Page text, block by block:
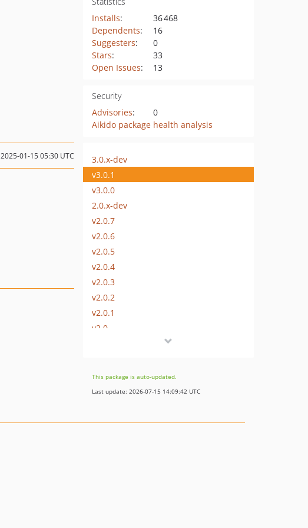
Installs:
36 468
Dependents:
16
Suggesters:
0
Stars:
33
Open Issues: 13
Security
Advisories:
0
Aikido package health analysis
2025-01-15 05:30 UTC
3.0.x-dev
v3.0.1
v3.0.0
2.0.x-dev
v2.0.7
v2.0.6
v2.0.5
v2.0.4
v2.0.3
v2.0.2
v2.0.1
v2.0
dev-master
This package is auto-updated.
Last update: 2026-07-15 14:09:42 UTC